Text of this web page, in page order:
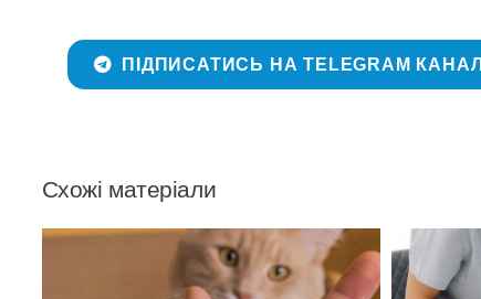
ПІДПИСАТИСЬ НА TELEGRAM КАНАЛ
Схожі матеріали